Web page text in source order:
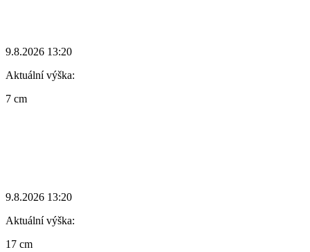
9.8.2026 13:20
Aktuální výška:
7 cm
9.8.2026 13:20
Aktuální výška:
17 cm